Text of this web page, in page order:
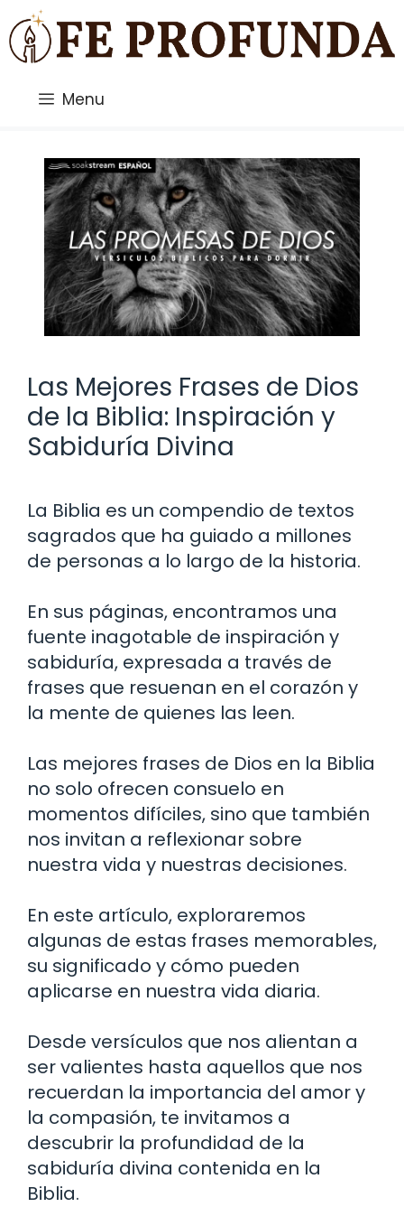
Saltar
al
contenido
Menu
Las Mejores Frases de Dios
de la Biblia: Inspiración y
Sabiduría Divina
La Biblia es un compendio de textos
sagrados que ha guiado a millones
de personas a lo largo de la historia.
En sus páginas, encontramos una
fuente inagotable de inspiración y
sabiduría, expresada a través de
frases que resuenan en el corazón y
la mente de quienes las leen.
Las mejores frases de Dios en la Biblia
no solo ofrecen consuelo en
momentos difíciles, sino que también
nos invitan a reflexionar sobre
nuestra vida y nuestras decisiones.
En este artículo, exploraremos
algunas de estas frases memorables,
su significado y cómo pueden
aplicarse en nuestra vida diaria.
Desde versículos que nos alientan a
ser valientes hasta aquellos que nos
recuerdan la importancia del amor y
la compasión, te invitamos a
descubrir la profundidad de la
sabiduría divina contenida en la
Biblia.